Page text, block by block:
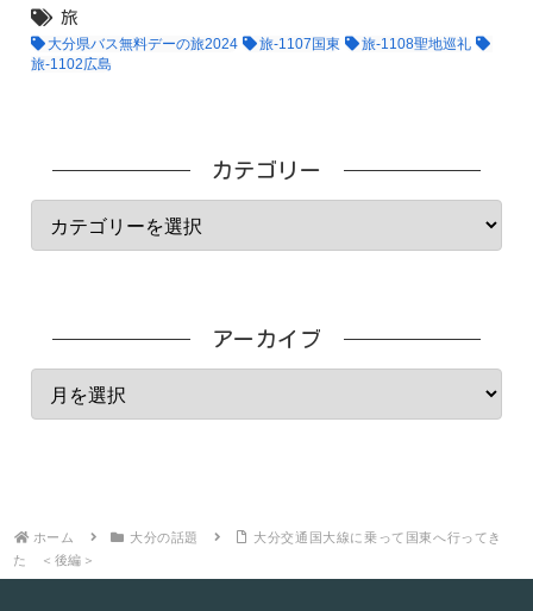
旅
大分県バス無料デーの旅2024 旅-1107国東
旅-1108聖地巡礼
旅-1102広島
カテゴリー
アーカイブ
ホーム 大分の話題
大分交通国大線に乗って国東へ行ってき
た ＜後編＞